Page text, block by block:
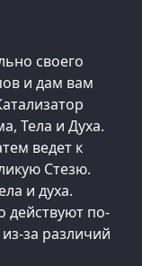
своего
и дам вам
Тела и Духа.
ведет к
Стезю.
и духа.
действуют по-
за различий